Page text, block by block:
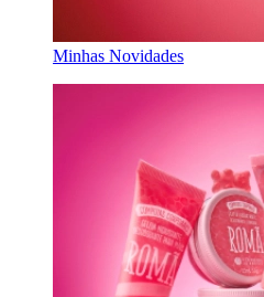
Minhas Novidades